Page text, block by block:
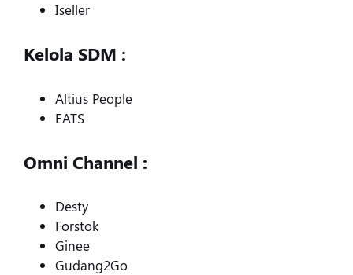
Iseller
Kelola SDM :
Altius People
EATS
Omni Channel :
Desty
Forstok
Ginee
Gudang2Go